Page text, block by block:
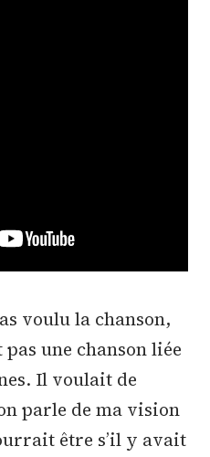
voulu la chanson,
une chanson liée
Il voulait de
parle de ma vision
être s’il y avait